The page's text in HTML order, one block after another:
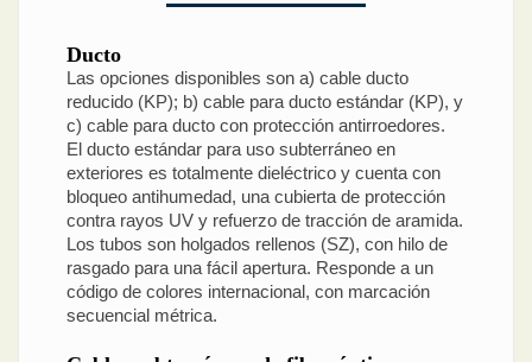
Ducto
Las opciones disponibles son a) cable ducto
reducido (KP); b) cable para ducto estándar (KP), y
c) cable para ducto con protección antirroedores.
El ducto estándar para uso subterráneo en
exteriores es totalmente dieléctrico y cuenta con
bloqueo antihumedad, una cubierta de protección
contra rayos UV y refuerzo de tracción de aramida.
Los tubos son holgados rellenos (SZ), con hilo de
rasgado para una fácil apertura. Responde a un
código de colores internacional, con marcación
secuencial métrica.